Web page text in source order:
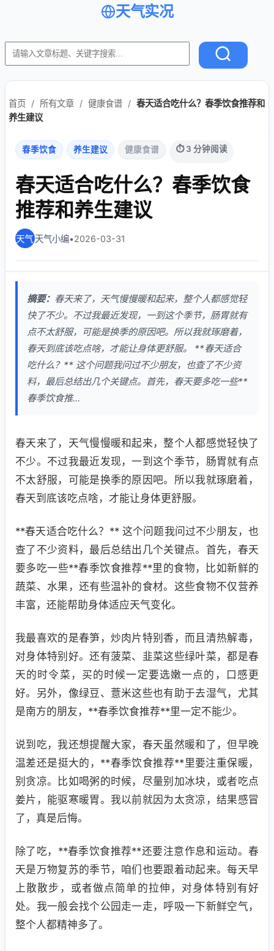
天气实况
首页 / 所有文章 / 健康食谱 / 春天适合吃什么？春季饮食推荐和
养生建议
春季饮食 养生建议 健康食谱 ⏱ 3 分钟阅读
春天适合吃什么？春季饮食
推荐和养生建议
天气小编•2026-03-31
摘要： 春天来了，天气慢慢暖和起来，整个人都感觉轻
快了不少。不过我最近发现，一到这个季节，肠胃就有
点不太舒服，可能是换季的原因吧。所以我就琢磨着，
春天到底该吃点啥，才能让身体更舒服。 **春天适合
吃什么？** 这个问题我问过不少朋友，也查了不少资
料，最后总结出几个关键点。首先，春天要多吃一些**
春季饮食推...
春天来了，天气慢慢暖和起来，整个人都感觉轻快了
不少。不过我最近发现，一到这个季节，肠胃就有点
不太舒服，可能是换季的原因吧。所以我就琢磨着，
春天到底该吃点啥，才能让身体更舒服。
**春天适合吃什么？** 这个问题我问过不少朋友，也
查了不少资料，最后总结出几个关键点。首先，春天
要多吃一些**春季饮食推荐**里的食物，比如新鲜的
蔬菜、水果，还有些温补的食材。这些食物不仅营养
丰富，还能帮助身体适应天气变化。
我最喜欢的是春笋，炒肉片特别香，而且清热解毒，
对身体特别好。还有菠菜、韭菜这些绿叶菜，都是春
天的时令菜，买的时候一定要选嫩一点的，口感更
好。另外，像绿豆、薏米这些也有助于去湿气，尤其
是南方的朋友，**春季饮食推荐**里一定不能少。
说到吃，我还想提醒大家，春天虽然暖和了，但早晚
温差还是挺大的，**春季饮食推荐**里要注重保暖，
别贪凉。比如喝粥的时候，尽量别加冰块，或者吃点
姜片，能驱寒暖胃。我以前就因为太贪凉，结果感冒
了，真是后悔。
除了吃，**春季饮食推荐**还要注意作息和运动。春
天是万物复苏的季节，咱们也要跟着动起来。每天早
上散散步，或者做点简单的拉伸，对身体特别有好
处。我一般会找个公园走一走，呼吸一下新鲜空气，
整个人都精神多了。